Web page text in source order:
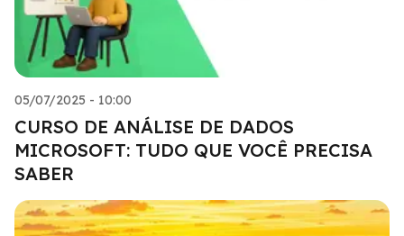
05/07/2025 - 10:00
CURSO DE ANÁLISE DE DADOS
MICROSOFT: TUDO QUE VOCÊ PRECISA
SABER